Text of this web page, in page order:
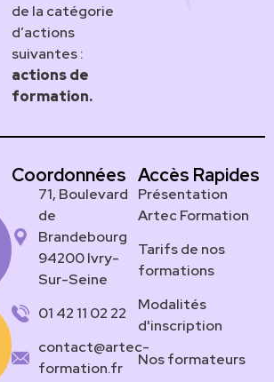
de la catégorie
d’actions
suivantes :
actions de
formation.
Coordonnées
71, Boulevard
de
Brandebourg
94200 Ivry-
Sur-Seine
01 42 11 02 22
contact@artec-
formation.fr
Accès Rapides
Présentation
Artec Formation
Tarifs de nos
formations
Modalités
d'inscription
Nos formateurs